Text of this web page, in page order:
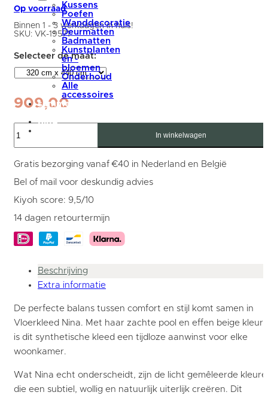
Kussens
Poefen
Wanddecoratie
Deurmatten
Badmatten
Kunstplanten
en -
bloemen
Onderhoud
Alle
accessoires
summer
blog
Op voorraad
Binnen 1 - 3 werkdagen in huis!
SKU: VK-19571
909,00
Nina
-
x
cm
aantal
In winkelwagen
Gratis bezorging vanaf €40 in Nederland en België
Bel of mail voor deskundig advies
Kiyoh score: 9,5/10
14 dagen retourtermijn
Beschrijving
Extra informatie
De perfecte balans tussen comfort en stijl komt samen in
Vloerkleed Nina. Met haar zachte pool en effen beige kleur,
is dit synthetische kleed een tijdloze aanwinst voor elke
woonkamer.
Wat Nina echt onderscheidt, zijn de licht gemêleerde
die een subtiel, wollig en natuurlijk uiterlijk creëren. Dit